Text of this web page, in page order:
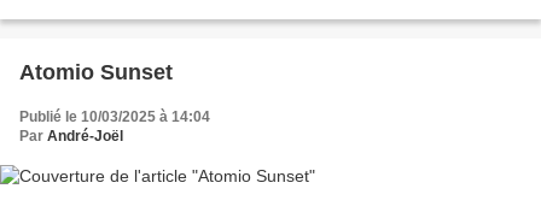
Atomio Sunset
Publié le 10/03/2025 à 14:04
Par André-Joël